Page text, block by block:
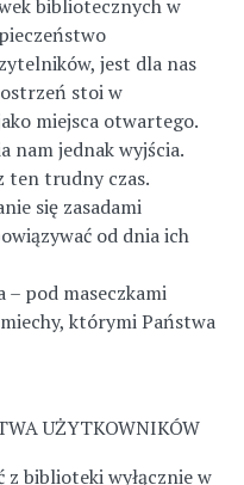
bibliotecznych w
jest dla nas
stoi w
miejsca otwartego.
nam jednak wyjścia.
ten trudny czas.
się zasadami
od dnia ich
– pod maseczkami
którymi Państwa
UŻYTKOWNIKÓW
z biblioteki wyłącznie w